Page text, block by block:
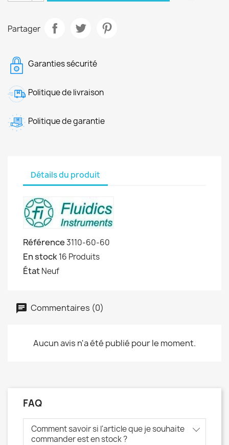
Partager
Garanties sécurité
Politique de livraison
Politique de garantie
Détails du produit
Référence3110-60-60
En stock16 Produits
ÉtatNeuf
Commentaires (0)
Aucun avis n'a été publié pour le moment.
FAQ
Comment savoir si l'article que je souhaite
commander est en stock ?